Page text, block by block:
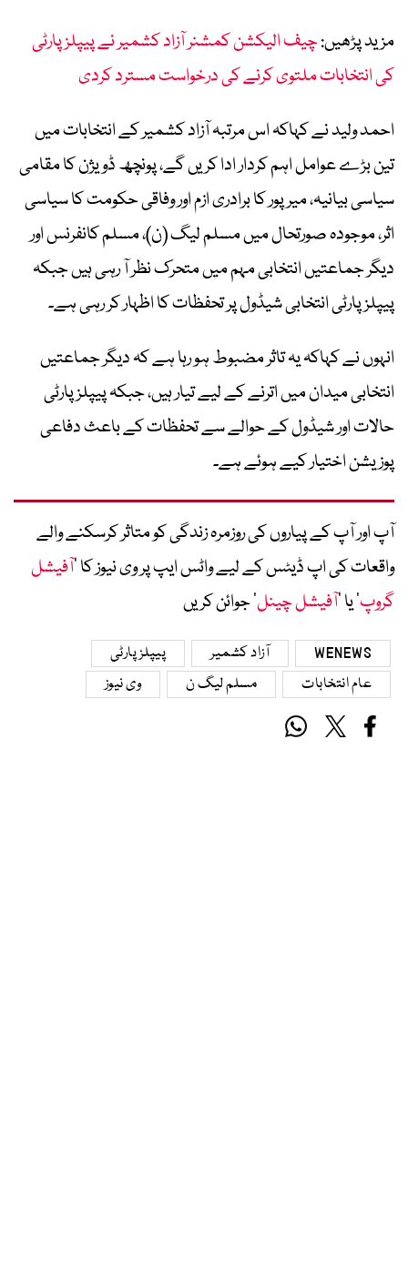
مزید پڑھیں:چیف الیکشن کمشنر آزاد کشمیر نے پیپلز پارٹی
کی انتخابات ملتوی کرنے کی درخواست مسترد کردی
احمد ولید نے کہاکہ اس مرتبہ آزاد کشمیر کے انتخابات میں
تین بڑے عوامل اہم کردار ادا کریں گے، پونچھ ڈویژن کا مقامی
سیاسی بیانیہ، میرپور کا برادری ازم اور وفاقی حکومت کا سیاسی
اثر، موجودہ صورتحال میں مسلم لیگ (ن)، مسلم کانفرنس اور
دیگر جماعتیں انتخابی مہم میں متحرک نظر آ رہی ہیں جبکہ
پیپلز پارٹی انتخابی شیڈول پر تحفظات کا اظہار کر رہی ہے۔
انہوں نے کہاکہ یہ تاثر مضبوط ہو رہا ہے کہ دیگر جماعتیں
انتخابی میدان میں اترنے کے لیے تیار ہیں، جبکہ پیپلز پارٹی
حالات اور شیڈول کے حوالے سے تحفظات کے باعث دفاعی
پوزیشن اختیار کیے ہوئے ہے۔
آپ اور آپ کے پیاروں کی روزمرہ زندگی کو متاثر کرسکنے والے
واقعات کی اپ ڈیٹس کے لیے واٹس ایپ پر وی نیوز کا ’آفیشل
گروپ‘ یا ’آفیشل چینل‘ جوائن کریں
WENEWS آزاد کشمیر
پیپلز پارٹی
عام انتخابات
مسلم لیگ ن وی نیوز